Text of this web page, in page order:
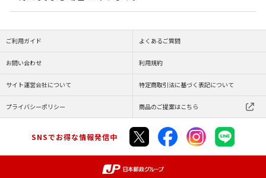
ご利用ガイド よくあるご質問
お問い合わせ 利用規約
サイト運営会社について 特定商取引法に基づく表記について
プライバシーポリシー 商品のご提案はこちら
SNSでお得な情報発信中